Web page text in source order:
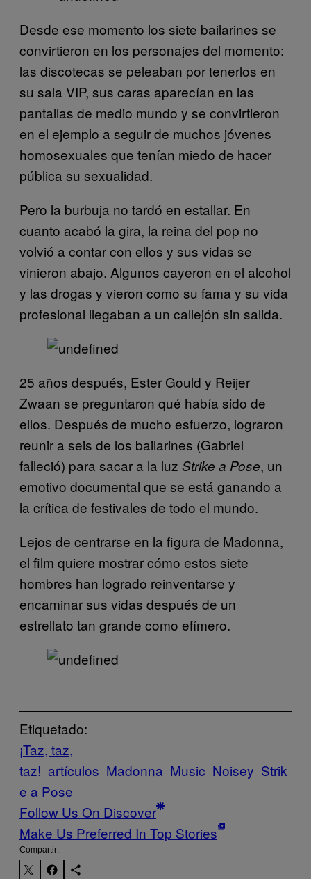
Desde ese momento los siete bailarines se
convirtieron en los personajes del momento:
las discotecas se peleaban por tenerlos en
su sala VIP, sus caras aparecían en las
pantallas de medio mundo y se convirtieron
en el ejemplo a seguir de muchos jóvenes
homosexuales que tenían miedo de hacer
pública su sexualidad.
Pero la burbuja no tardó en estallar. En
cuanto acabó la gira, la reina del pop no
volvió a contar con ellos y sus vidas se
vinieron abajo. Algunos cayeron en el alcohol
y las drogas y vieron como su fama y su vida
profesional llegaban a un callejón sin salida.
25 años después, Ester Gould y Reijer
Zwaan se preguntaron qué había sido de
ellos. Después de mucho esfuerzo, lograron
reunir a seis de los bailarines (Gabriel
falleció) para sacar a la luz Strike a Pose, un
emotivo documental que se está ganando a
la crítica de festivales de todo el mundo.
Lejos de centrarse en la figura de Madonna,
el film quiere mostrar cómo estos siete
hombres han logrado reinventarse y
encaminar sus vidas después de un
estrellato tan grande como efímero.
Etiquetado:
¡Taz, taz,
taz! artículos Madonna Music Noisey Strik
e a Pose
Follow Us On Discover
Make Us Preferred In Top Stories
Compartir: